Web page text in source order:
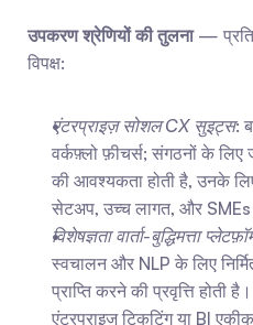
उपकरण श्रेणियों की तुलना —
विपक्ष:
एंटरप्राइज़ सोशल CX सुइट्स:
वर्कफ़्लो फ़ीचर्स; संगठनों के
की आवश्यकता होती है, उनके
सेटअप, उच्च लागत, और SMEs
विशेषज्ञता वार्ता-बुद्धिमत्ता
स्वचालन और NLP के लिए
प्राप्ति करने की प्रवृत्ति होती
एंटरप्राइज टिकटिंग या BI